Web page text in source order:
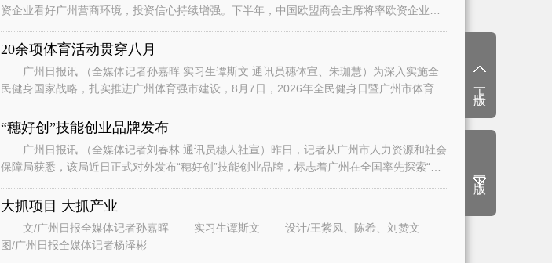
资企业看好广州营商环境，投资信心持续增强。下半年，中国欧盟商会主席将率欧资企业代
20余项体育活动贯穿八月
广州日报讯 （全媒体记者孙嘉晖 实习生谭斯文 通讯员穗体宣、朱珈慧）为深入实施全
民健身国家战略，扎实推进广州体育强市建设，8月7日，2026年全民健身日暨广州市体育
“穗好创”技能创业品牌发布
广州日报讯 （全媒体记者刘春林 通讯员穗人社宣）昨日，记者从广州市人力资源和社会
保障局获悉，该局近日正式对外发布“穗好创”技能创业品牌，标志着广州在全国率先探索“技
大抓项目 大抓产业
文/广州日报全媒体记者孙嘉晖 实习生谭斯文 设计/王紫凤、陈希、刘赞文
图/广州日报全媒体记者杨泽彬